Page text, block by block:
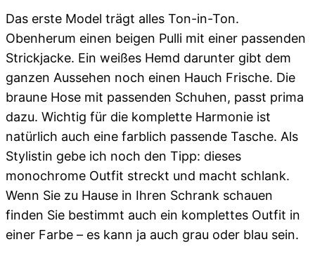
Das erste Model trägt alles Ton-in-Ton.
Obenherum einen beigen Pulli mit einer passenden
Strickjacke. Ein weißes Hemd darunter gibt dem
ganzen Aussehen noch einen Hauch Frische. Die
braune Hose mit passenden Schuhen, passt prima
dazu. Wichtig für die komplette Harmonie ist
natürlich auch eine farblich passende Tasche. Als
Stylistin gebe ich noch den Tipp: dieses
monochrome Outfit streckt und macht schlank.
Wenn Sie zu Hause in Ihren Schrank schauen
finden Sie bestimmt auch ein komplettes Outfit in
einer Farbe – es kann ja auch grau oder blau sein.